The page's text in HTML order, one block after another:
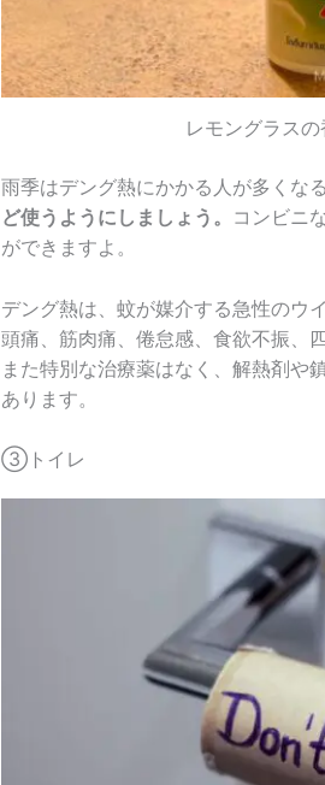
レモングラス
雨季はデング熱にかかる人が多くな
ど使うようにしましょう。 コンビニ
ができますよ。
デング熱は、蚊が媒介する急性のウ
頭痛、筋肉痛、倦怠感、食欲不振、
また特別な治療薬はなく、解熱剤や
あります。
③トイレ